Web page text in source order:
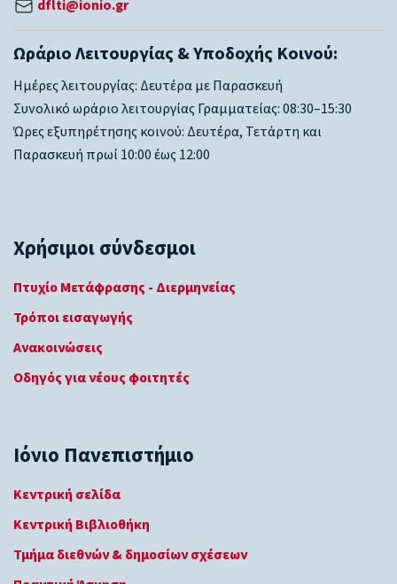
dflti@ionio.gr
Ωράριο Λειτουργίας & Υποδοχής Κοινού:
Ημέρες λειτουργίας: Δευτέρα με Παρασκευή
Συνολικό ωράριο λειτουργίας Γραμματείας: 08:30–15:30
Ώρες εξυπηρέτησης κοινού: Δευτέρα, Τετάρτη και
Παρασκευή πρωί 10:00 έως 12:00
Χρήσιμοι σύνδεσμοι
Πτυχίο Μετάφρασης - Διερμηνείας
Τρόποι εισαγωγής
Ανακοινώσεις
Οδηγός για νέους φοιτητές
Ιόνιο Πανεπιστήμιο
Κεντρική σελίδα
Κεντρική Βιβλιοθήκη
Τμήμα διεθνών & δημοσίων σχέσεων